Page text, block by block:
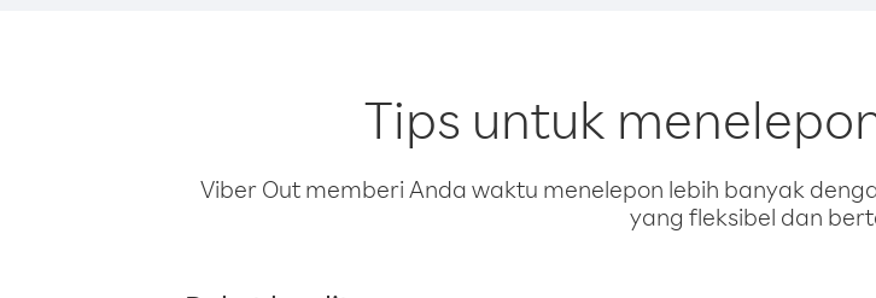
Tips untuk
Viber Out memberi Anda waktu menelepon lebih banyak
yang fleksibel dan